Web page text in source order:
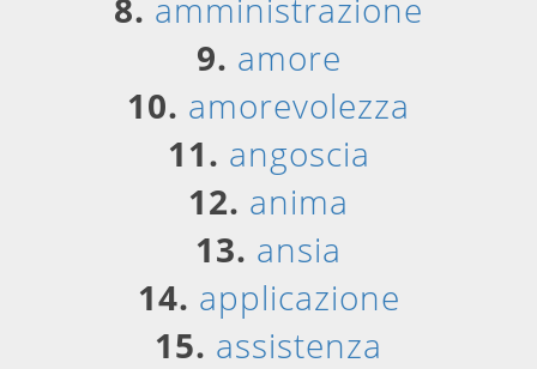
8. amministrazione
9. amore
10. amorevolezza
11. angoscia
12. anima
13. ansia
14. applicazione
15. assistenza